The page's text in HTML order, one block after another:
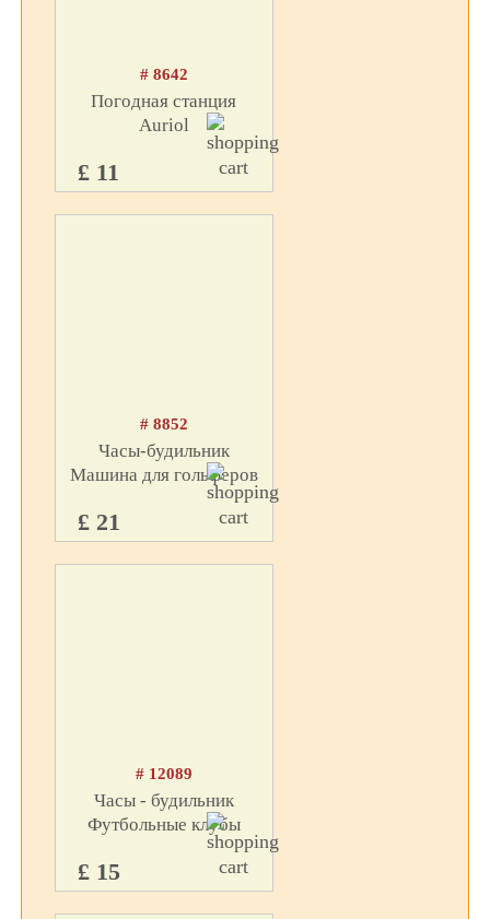
# 8642
Погодная станция
Auriol
£ 11
# 8852
Часы-будильник
Машина для гольферов
£ 21
# 12089
Часы - будильник
Футбольные клубы
£ 15